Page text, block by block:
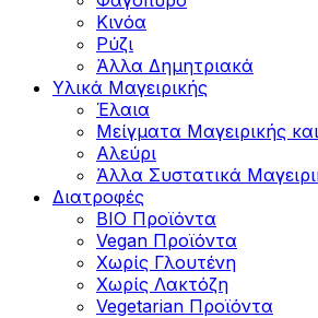
Κινόα
Ρύζι
Άλλα Δημητριακά
Υλικά Μαγειρικής
Έλαια
Μείγματα Μαγειρικής
Αλεύρι
Άλλα Συστατικά
Διατροφές
BIO Προϊόντα
Vegan Προϊόντα
Χωρίς Γλουτένη
Χωρίς Λακτόζη
Vegetarian Προϊόντα